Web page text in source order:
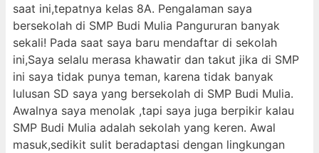
saat ini,tepatnya kelas 8A. Pengalaman saya
bersekolah di SMP Budi Mulia Pangururan banyak
sekali! Pada saat saya baru mendaftar di sekolah
ini,Saya selalu merasa khawatir dan takut jika di SMP
ini saya tidak punya teman, karena tidak banyak
lulusan SD saya yang bersekolah di SMP Budi Mulia.
Awalnya saya menolak ,tapi saya juga berpikir kalau
SMP Budi Mulia adalah sekolah yang keren. Awal
masuk,sedikit sulit beradaptasi dengan lingkungan